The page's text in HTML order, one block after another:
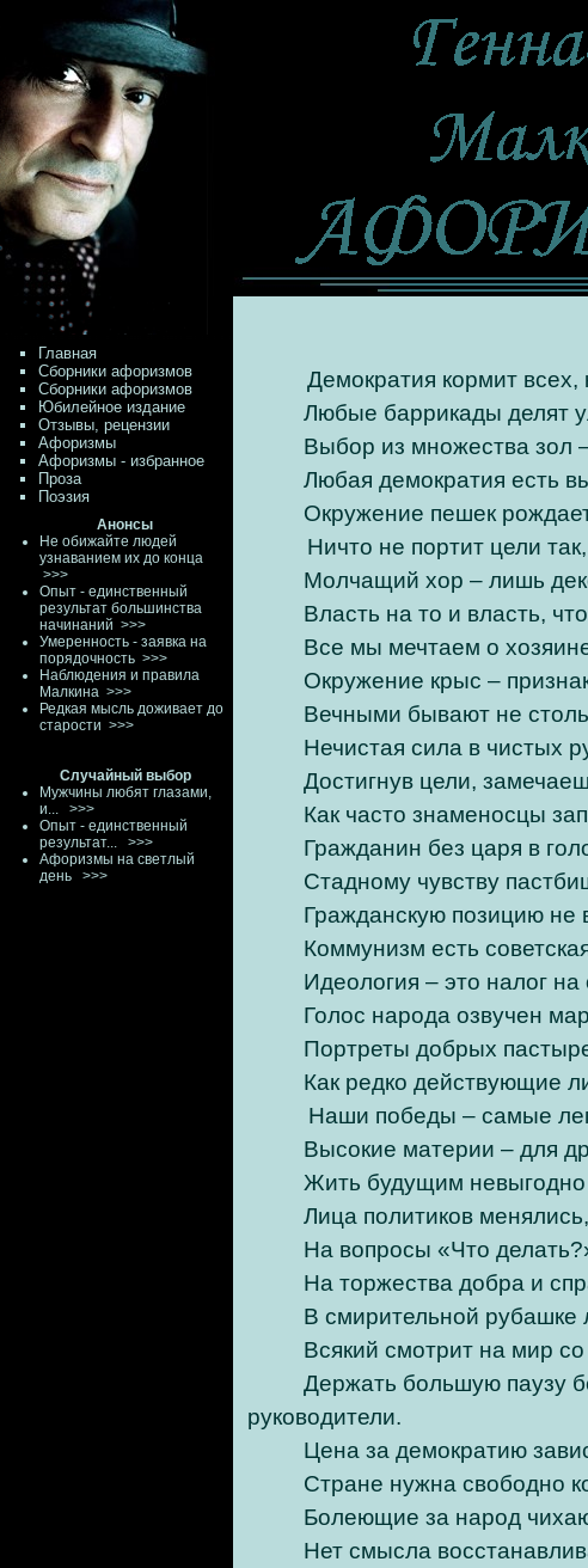
Главная
Сборники афоризмов
Сборники афоризмов
Юбилейное издание
Отзывы, рецензии
Афоризмы
Афоризмы - избранное
Проза
Поэзия
Анонсы
Не обижайте людей
узнаванием их до конца
>>>
Опыт - единственный
результат большинства
начинаний >>>
Умеренность - заявка на
порядочность >>>
Наблюдения и правила
Малкина >>>
Редкая мысль доживает до
старости >>>
Случайный выбор
Мужчины любят глазами,
и...
>>>
Опыт - единственный
результат...
>>>
Афоризмы на светлый
день
>>>
Демократия кормит всех,
Любые баррикады делят
Выбор из множества зол
Любая демократия есть
Окружение пешек
Ничто не портит цели так,
Молчащий хор – лишь
Власть на то и власть,
Все мы мечтаем о
Окружение крыс –
Вечными бывают не
Нечистая сила в чистых
Достигнув цели,
Как часто знаменосцы
Гражданин без царя в
Стадному чувству
Гражданскую позицию не
Коммунизм есть
Идеология – это налог на
Голос народа озвучен
Портреты добрых
Как редко действующие
Наши победы – самые
Высокие материи – для
Жить будущим
Лица политиков
На вопросы «Что
На торжества добра и
В смирительной рубашке
Всякий смотрит на мир
Держать большую паузу
руководители.
Цена за демократию
Стране нужна свободно
Болеющие за народ
Нет смысла